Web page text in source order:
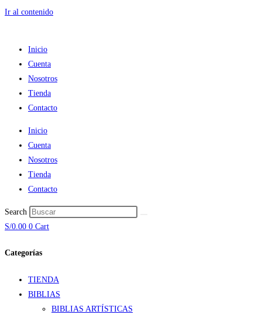
Ir al contenido
Inicio
Cuenta
Nosotros
Tienda
Contacto
Inicio
Cuenta
Nosotros
Tienda
Contacto
Search
S/0.00 0 Cart
Categorías
TIENDA
BIBLIAS
BIBLIAS ARTÍSTICAS